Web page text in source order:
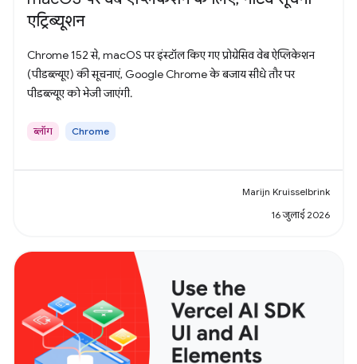
एट्रिब्यूशन
Chrome 152 से, macOS पर इंस्टॉल किए गए प्रोग्रेसिव वेब ऐप्लिकेशन
(पीडब्ल्यूए) की सूचनाएं, Google Chrome के बजाय सीधे तौर पर
पीडब्ल्यूए को भेजी जाएंगी.
ब्लॉग Chrome
Marijn Kruisselbrink
16 जुलाई 2026